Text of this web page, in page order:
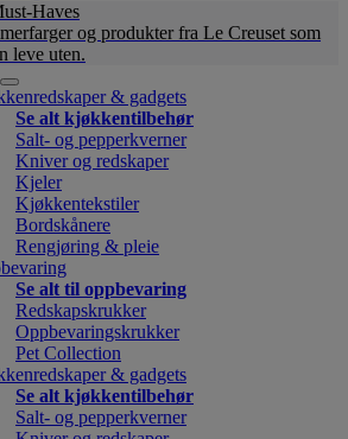
Haves
og produkter fra Le Creuset som
leve uten.
& gadgets
Se alt kjøkkentilbehør
Salt- og pepperkverner
Kniver og redskaper
Kjeler
Kjøkkentekstiler
Bordskånere
Rengjøring & pleie
Se alt til oppbevaring
Redskapskrukker
Oppbevaringskrukker
Pet Collection
& gadgets
Se alt kjøkkentilbehør
Salt- og pepperkverner